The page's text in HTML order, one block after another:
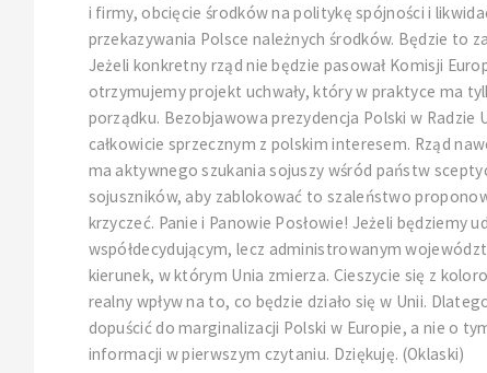
i firmy, obcięcie środków na politykę spójności i
przekazywania Polsce należnych środków. Będzie to
Jeżeli konkretny rząd nie będzie pasował Komisji
otrzymujemy projekt uchwały, który w praktyce ma
porządku. Bezobjawowa prezydencja Polski w Radzie
całkowicie sprzecznym z polskim interesem. Rząd
ma aktywnego szukania sojuszy wśród państw
sojuszników, aby zablokować to szaleństwo
krzyczeć. Panie i Panowie Posłowie! Jeżeli będziemy
współdecydującym, lecz administrowanym
kierunek, w którym Unia zmierza. Cieszycie się z
realny wpływ na to, co będzie działo się w Unii.
dopuścić do marginalizacji Polski w Europie, a nie o
informacji w pierwszym czytaniu. Dziękuję. (Oklaski)